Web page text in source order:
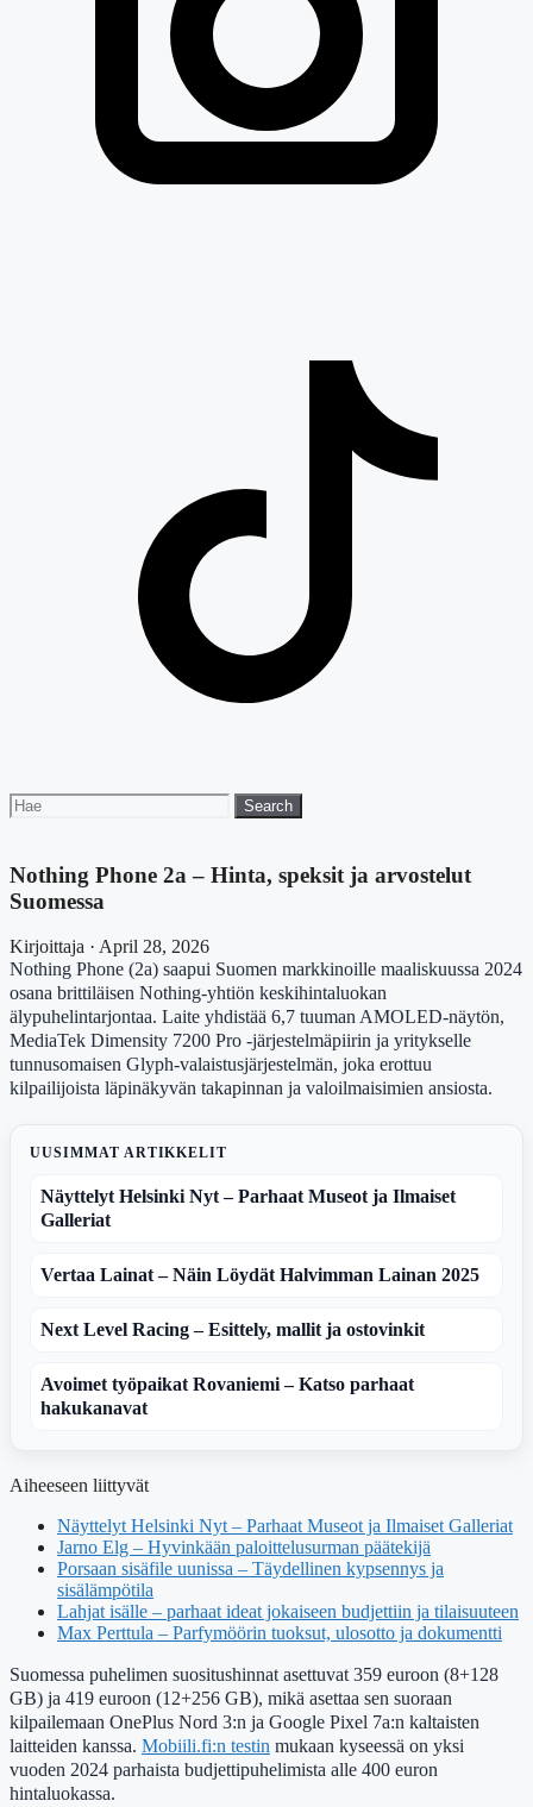
Search
for:
Search
Nothing Phone 2a – Hinta, speksit ja arvostelut
Suomessa
Kirjoittaja · April 28, 2026
Nothing Phone (2a) saapui Suomen markkinoille maaliskuussa 2024
osana brittiläisen Nothing-yhtiön keskihintaluokan
älypuhelintarjontaa. Laite yhdistää 6,7 tuuman AMOLED-näytön,
MediaTek Dimensity 7200 Pro -järjestelmäpiirin ja yritykselle
tunnusomaisen Glyph-valaistusjärjestelmän, joka erottuu
kilpailijoista läpinäkyvän takapinnan ja valoilmaisimien ansiosta.
UUSIMMAT ARTIKKELIT
Näyttelyt Helsinki Nyt – Parhaat Museot ja Ilmaiset
Galleriat
Vertaa Lainat – Näin Löydät Halvimman Lainan 2025
Next Level Racing – Esittely, mallit ja ostovinkit
Avoimet työpaikat Rovaniemi – Katso parhaat
hakukanavat
Aiheeseen liittyvät
Näyttelyt Helsinki Nyt – Parhaat Museot ja Ilmaiset Galleriat
Jarno Elg – Hyvinkään paloittelusurman päätekijä
Porsaan sisäfile uunissa – Täydellinen kypsennys ja
sisälämpötila
Lahjat isälle – parhaat ideat jokaiseen budjettiin ja tilaisuuteen
Max Perttula – Parfymöörin tuoksut, ulosotto ja dokumentti
Suomessa puhelimen suositushinnat asettuvat 359 euroon (8+128
GB) ja 419 euroon (12+256 GB), mikä asettaa sen suoraan
kilpailemaan OnePlus Nord 3:n ja Google Pixel 7a:n kaltaisten
laitteiden kanssa. Mobiili.fi:n testin mukaan kyseessä on yksi
vuoden 2024 parhaista budjettipuhelimista alle 400 euron
hintaluokassa.